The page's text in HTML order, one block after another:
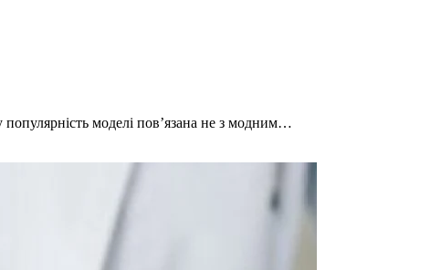
моделі повʼязана не з модним…